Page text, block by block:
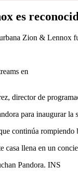
es
Zion & Lennox
en
director de
para inaugurar la
continúa rompiendo
llena en un
Pandora. INS